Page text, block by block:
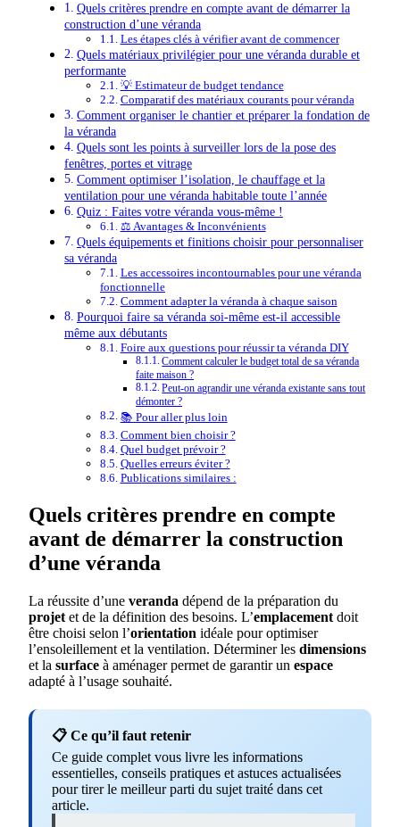
Quels critères prendre en compte avant de démarrer la
construction d’une véranda
Les étapes clés à vérifier avant de commencer
Quels matériaux privilégier pour une véranda durable et
performante
💡 Estimateur de budget tendance
Comparatif des matériaux courants pour véranda
Comment organiser le chantier et préparer la fondation de
la véranda
Quels sont les points à surveiller lors de la pose des
fenêtres, portes et vitrage
Comment optimiser l’isolation, le chauffage et la
ventilation pour une véranda habitable toute l’année
Quiz : Faites votre véranda vous-même !
⚖️ Avantages & Inconvénients
Quels équipements et finitions choisir pour personnaliser
sa véranda
Les accessoires incontournables pour une véranda
fonctionnelle
Comment adapter la véranda à chaque saison
Pourquoi faire sa véranda soi-même est-il accessible
même aux débutants
Foire aux questions pour réussir ta véranda DIY
Comment calculer le budget total de sa véranda
faite maison ?
Peut-on agrandir une véranda existante sans tout
démonter ?
📚 Pour aller plus loin
Comment bien choisir ?
Quel budget prévoir ?
Quelles erreurs éviter ?
Publications similaires :
Quels critères prendre en compte
avant de démarrer la construction
d’une véranda
La réussite d’une veranda dépend de la préparation du
projet et de la définition des besoins. L’emplacement doit
être choisi selon l’orientation idéale pour optimiser
l’ensoleillement et la ventilation. Déterminer les dimensions
et la surface à aménager permet de garantir un espace
adapté à l’usage souhaité.
📋 Ce qu’il faut retenir
Ce guide complet vous livre les informations
essentielles, conseils pratiques et astuces actualisées
pour tirer le meilleur parti du sujet traité dans cet
article.